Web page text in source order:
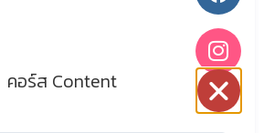
คอร์ส Content